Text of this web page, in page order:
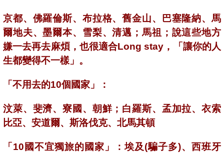
京都、佛羅倫斯、布拉格、舊金山、巴塞隆納、馬
爾地夫、墨爾本、雪梨、清邁；馬祖；說這些地方
嫌一去再去麻煩，也很適合Long stay，「讓你的人
生都變得不一樣」。
「不用去的10個國家」：
汶萊、斐濟、寮國、朝鮮；白羅斯、孟加拉、衣索
比亞、安道爾、斯洛伐克、北馬其頓
「10國不宜獨旅的國家」：埃及(騙子多)、西班牙